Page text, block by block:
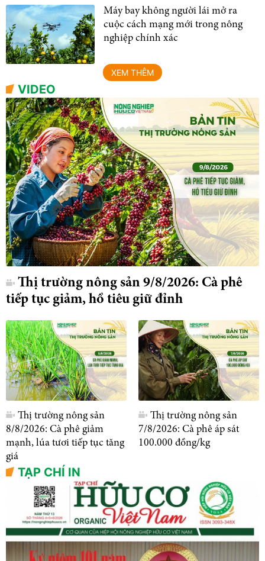
Máy bay không người lái mở ra
cuộc cách mạng mới trong nông
nghiệp chính xác
XEM THÊM
VIDEO
Thị trường nông sản 9/8/2026: Cà phê
tiếp tục giảm, hồ tiêu giữ đỉnh
Thị trường nông sản
8/8/2026: Cà phê giảm
mạnh, lúa tươi tiếp tục tăng
giá
Thị trường nông sản
7/8/2026: Cà phê áp sát
100.000 đồng/kg
TẠP CHÍ IN